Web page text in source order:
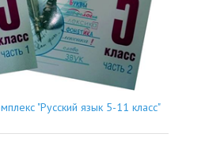
"Русский язык 5-11 класс"